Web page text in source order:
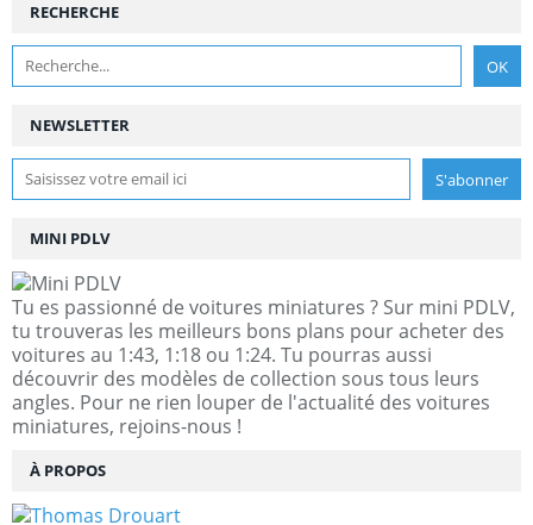
NEWSLETTER
RECHERCHE
MINI PDLV
Tu es passionné de voitures miniatures ? Sur mini PDLV,
tu trouveras les meilleurs bons plans pour acheter des
voitures au 1:43, 1:18 ou 1:24. Tu pourras aussi
découvrir des modèles de collection sous tous leurs
angles. Pour ne rien louper de l'actualité des voitures
miniatures, rejoins-nous !
À PROPOS